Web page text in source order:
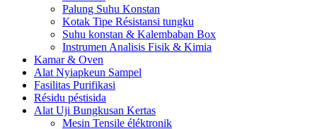
Palung Suhu Konstan
Kotak Tipe Résistansi tungku
Suhu konstan & Kalembaban Box
Instrumen Analisis Fisik & Kimia
Kamar & Oven
Alat Nyiapkeun Sampel
Fasilitas Purifikasi
Résidu péstisida
Alat Uji Bungkusan Kertas
Mesin Tensile éléktronik